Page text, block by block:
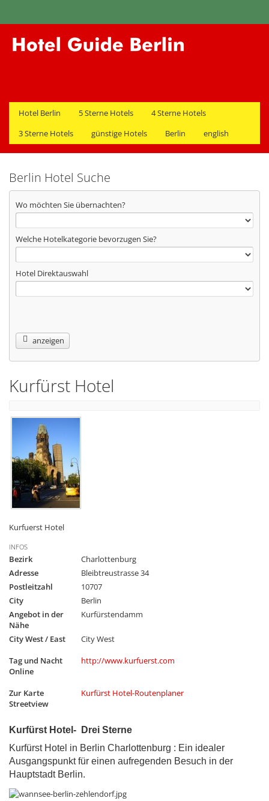
Hotel Berlin 5 Sterne Hotels
4 Sterne Hotels
3 Sterne Hotels
günstige Hotels Berlin english
Berlin Hotel Suche
Wo möchten Sie übernachten?
Welche Hotelkategorie bevorzugen Sie?
Hotel Direktauswahl
anzeigen
Kurfürst Hotel
Kurfuerst Hotel
INFOS
Bezirk
Charlottenburg
Adresse
Bleibtreustrasse 34
Postleitzahl
10707
City
Berlin
Angebot in der
Nähe
Kurfürstendamm
City West / East
City West
Tag und Nacht
Online
http://www.kurfuerst.com
Zur Karte
Streetview
Kurfürst Hotel-Routenplaner
Kurfürst Hotel- Drei Sterne
Kurfürst Hotel in Berlin Charlottenburg : Ein idealer
Ausgangspunkt für einen aufregenden Besuch in der
Hauptstadt Berlin.